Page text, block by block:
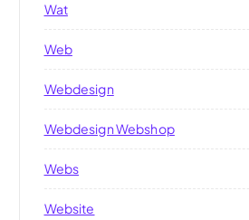
Wat
Web
Webdesign
Webdesign Webshop
Webs
Website